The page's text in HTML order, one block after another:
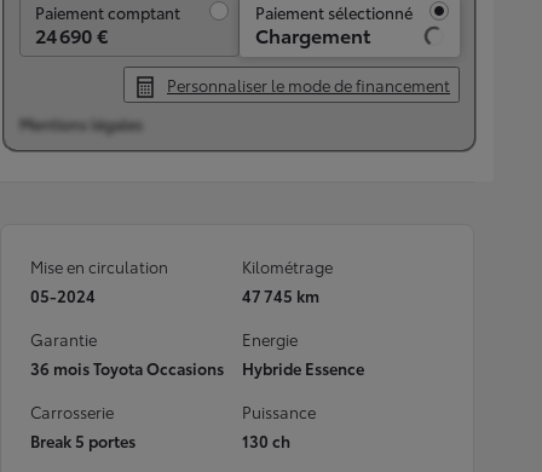
Paiement comptant
24 690 €
Paiement sélectionné
Chargement
Personnaliser le mode de financement
Mentions légales
Mise en circulation
05-2024
Kilométrage
47 745 km
Garantie
36 mois Toyota Occasions
Energie
Hybride Essence
Carrosserie
Break 5 portes
Puissance
130 ch